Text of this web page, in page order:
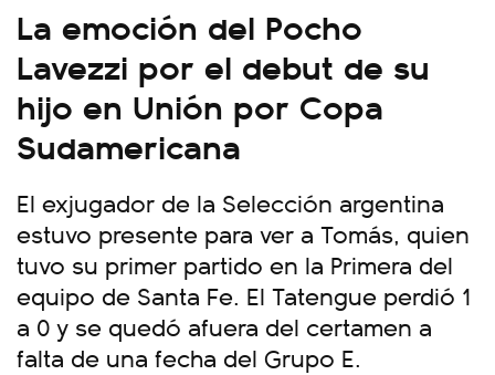
La emoción del Pocho
Lavezzi por el debut de su
hijo en Unión por Copa
Sudamericana
El exjugador de la Selección argentina
estuvo presente para ver a Tomás, quien
tuvo su primer partido en la Primera del
equipo de Santa Fe. El Tatengue perdió 1
a 0 y se quedó afuera del certamen a
falta de una fecha del Grupo E.